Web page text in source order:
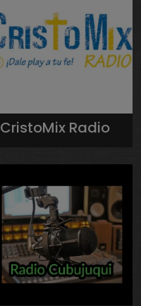
CristoMix Radio